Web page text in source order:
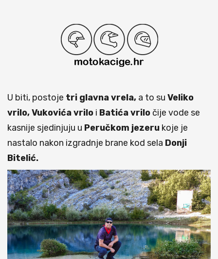
U biti, postoje tri glavna vrela, a to su Veliko
vrilo, Vukovića vrilo i Batića vrilo čije vode se
kasnije sjedinjuju u Peručkom jezeru koje je
nastalo nakon izgradnje brane kod sela Donji
Bitelić.